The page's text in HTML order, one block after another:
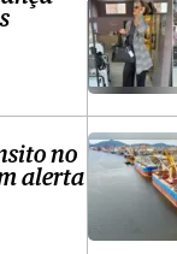
no
alerta